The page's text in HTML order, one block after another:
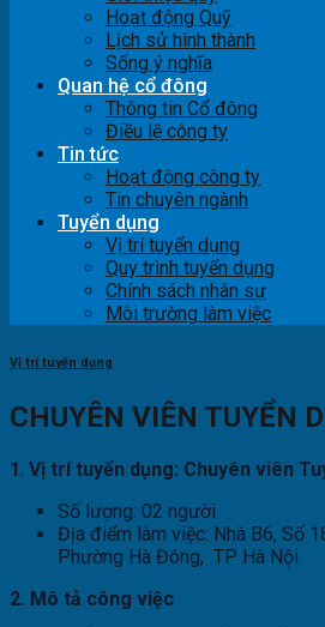
Hoạt động Quỹ
Lịch sử hình thành
Sống ý nghĩa
Quan hệ cổ đông
Thông tin Cổ đông
Điều lệ công ty
Tin tức
Hoạt động công ty
Tin chuyên ngành
Tuyển dụng
Vị trí tuyển dụng
Quy trình tuyển dụng
Chính sách nhân sự
Môi trường làm việc
Vị trí tuyển dụng
CHUYÊN VIÊN TUYỂN
1. Vị trí tuyển dụng: Chuyên viên
Số lượng: 02 người
Địa điểm làm việc: Nhà B6, Số
Phường Hà Đông, TP Hà Nội
2. Mô tả công việc